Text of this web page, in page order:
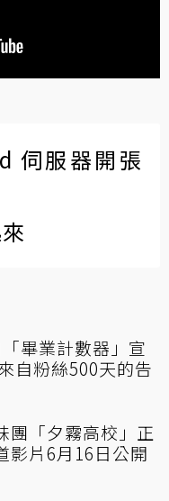
伺服器開張
畢業計數器」宣
自粉絲500天的告
團「夕霧高校」正
影片6月16日公開